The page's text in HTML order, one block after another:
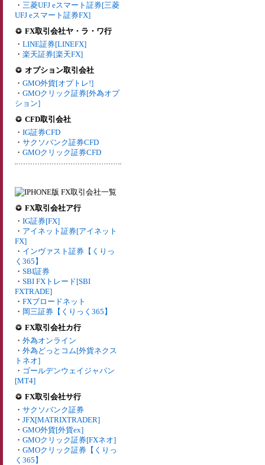
・ 三菱UFJ eスマート証券[三菱
UFJ eスマート証券FX]
FX取引会社ヤ・ラ・ワ行
・ LINE証券[LINEFX]
・ 楽天証券[楽天FX]
オプション取引会社
・ GMO外貨[オプトレ!]
・ GMOクリック証券[外為オプ
ション]
CFD取引会社
・ IG証券CFD
・ サクソバンク証券CFD
・ GMOクリック証券CFD
FX取引会社ア行
・ IG証券[FX]
・ アイネット証券[アイネット
FX]
・ インヴァスト証券【くりっ
く365】
・ SBI証券
・ SBI FXトレード[SBI
FXTRADE]
・ FXブロードネット
・ 岡三証券【くりっく365】
FX取引会社カ行
・ 外為オンライン
・ 外為どっとコム[外貨ネクス
トネオ]
・ ゴールデンウェイジャパン
[MT4]
FX取引会社サ行
・ サクソバンク証券
・ JFX[MATRIXTRADER]
・ GMO外貨[外貨ex]
・ GMOクリック証券[FXネオ]
・ GMOクリック証券【くりっ
く365】